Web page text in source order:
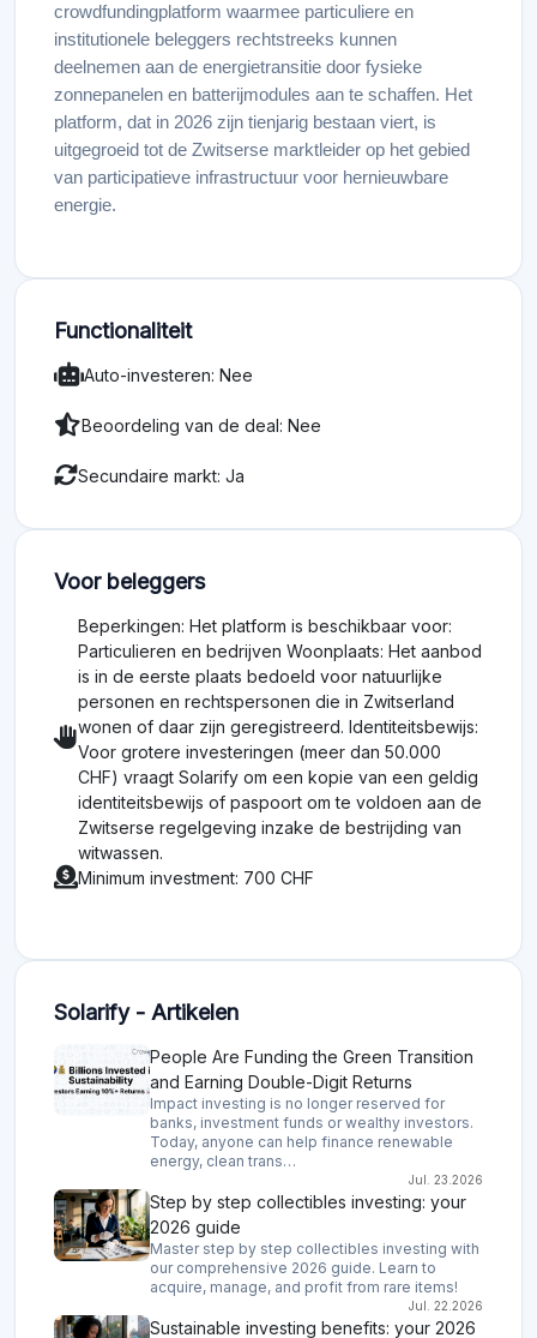
crowdfundingplatform waarmee particuliere en
institutionele beleggers rechtstreeks kunnen
deelnemen aan de energietransitie door fysieke
zonnepanelen en batterijmodules aan te schaffen. Het
platform, dat in 2026 zijn tienjarig bestaan viert, is
uitgegroeid tot de Zwitserse marktleider op het gebied
van participatieve infrastructuur voor hernieuwbare
energie.
Functionaliteit
Auto-investeren: Nee
Beoordeling van de deal: Nee
Secundaire markt: Ja
Voor beleggers
Beperkingen: Het platform is beschikbaar voor:
Particulieren en bedrijven Woonplaats: Het aanbod
is in de eerste plaats bedoeld voor natuurlijke
personen en rechtspersonen die in Zwitserland
wonen of daar zijn geregistreerd. Identiteitsbewijs:
Voor grotere investeringen (meer dan 50.000
CHF) vraagt Solarify om een kopie van een geldig
identiteitsbewijs of paspoort om te voldoen aan de
Zwitserse regelgeving inzake de bestrijding van
witwassen.
Minimum investment: 700 CHF
Solarify - Artikelen
People Are Funding the Green Transition
and Earning Double-Digit Returns
Impact investing is no longer reserved for
banks, investment funds or wealthy investors.
Today, anyone can help finance renewable
energy, clean trans…
Jul. 23.2026
Step by step collectibles investing: your
2026 guide
Master step by step collectibles investing with
our comprehensive 2026 guide. Learn to
acquire, manage, and profit from rare items!
Jul. 22.2026
Sustainable investing benefits: your 2026